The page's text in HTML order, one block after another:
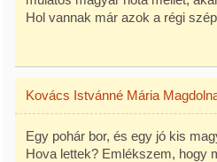
Hol vannak már azok a régi
Kovács Istvánné Mária
Egy pohár bor, és egy jó kis
Hova lettek? Emlékszem, hogy